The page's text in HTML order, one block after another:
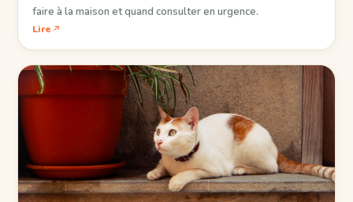
faire à la maison et quand consulter en urgence.
Lire